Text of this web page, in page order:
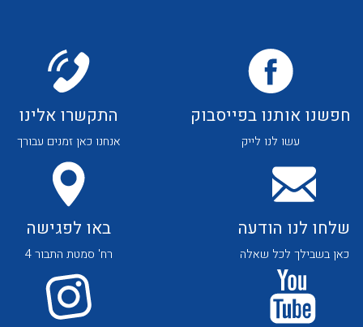
לכל מוצרי היצרן לכל מוצרי היצרן
לכל מוצרי היצרן לכל מוצרי היצרן
חפשנו אותנו בפייסבוק
עשו לנו לייק
התקשרו אלינו
אנחנו כאן זמנים עבורך
שלחו לנו הודעה
כאן בשבילך לכל שאלה
באו לפגישה
רח' סמטת התבור 4